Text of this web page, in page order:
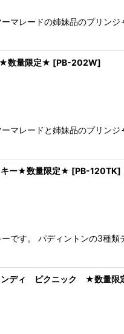
マレードの姉妹品のプリン
★数量限定★ [PB-202W]
ーマレードと姉妹品のプリ
キー★数量限定★ [PB-120TK]
です。 パディントンの3種
ンディ ピクニック ★数量限